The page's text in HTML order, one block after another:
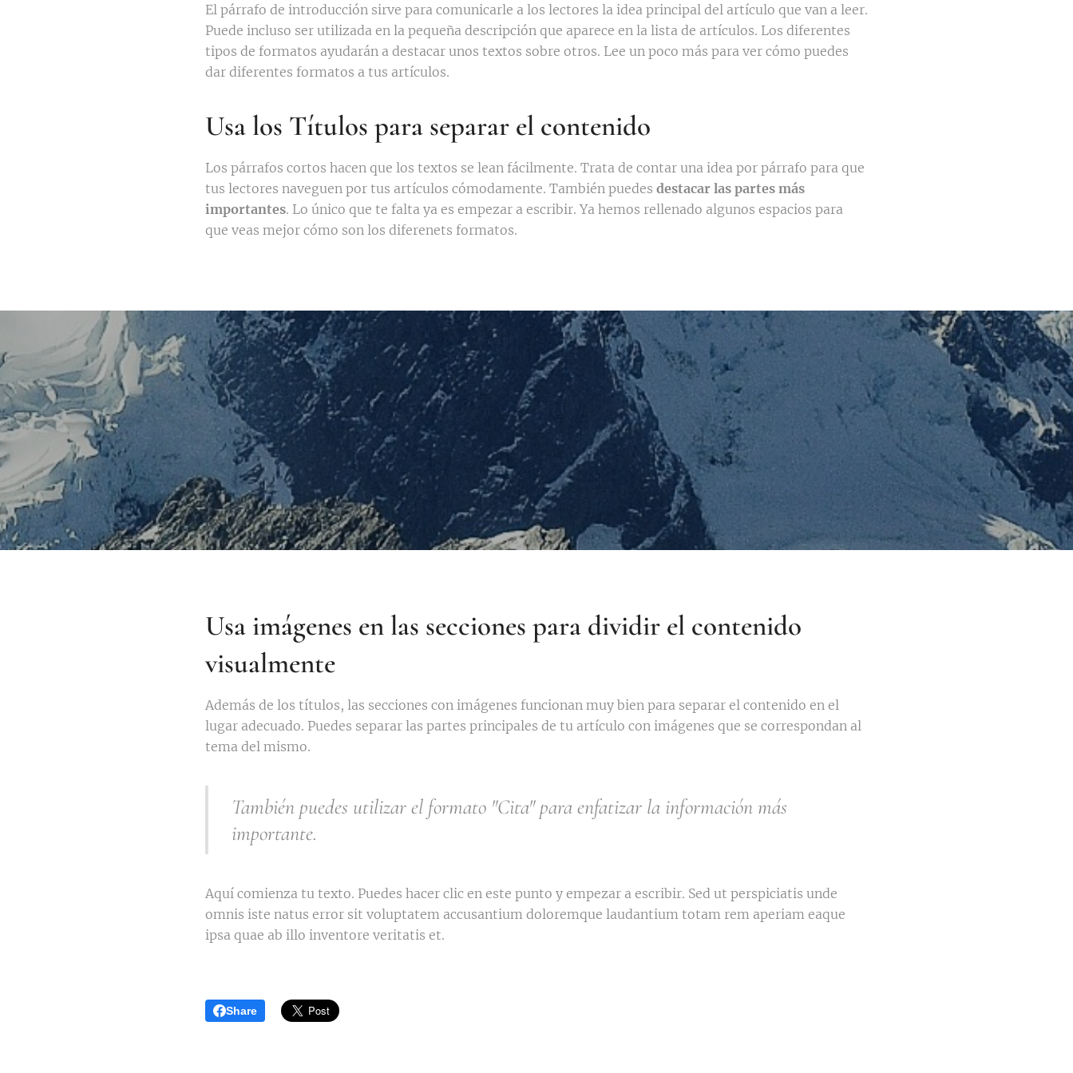
El párrafo de introducción sirve para comunicarle a los lectores la idea principal del artículo que van a leer.
Puede incluso ser utilizada en la pequeña descripción que aparece en la lista de artículos. Los diferentes
tipos de formatos ayudarán a destacar unos textos sobre otros. Lee un poco más para ver cómo puedes
dar diferentes formatos a tus artículos.
Usa los Títulos para separar el contenido
Los párrafos cortos hacen que los textos se lean fácilmente. Trata de contar una idea por párrafo para que
tus lectores naveguen por tus artículos cómodamente. También puedes destacar las partes más
importantes. Lo único que te falta ya es empezar a escribir. Ya hemos rellenado algunos espacios para
que veas mejor cómo son los diferenets formatos.
Usa imágenes en las secciones para dividir el contenido
visualmente
Además de los títulos, las secciones con imágenes funcionan muy bien para separar el contenido en el
lugar adecuado. Puedes separar las partes principales de tu artículo con imágenes que se correspondan al
tema del mismo.
También puedes utilizar el formato "Cita" para enfatizar la información más
importante.
Aquí comienza tu texto. Puedes hacer clic en este punto y empezar a escribir. Sed ut perspiciatis unde
omnis iste natus error sit voluptatem accusantium doloremque laudantium totam rem aperiam eaque
ipsa quae ab illo inventore veritatis et.
Share